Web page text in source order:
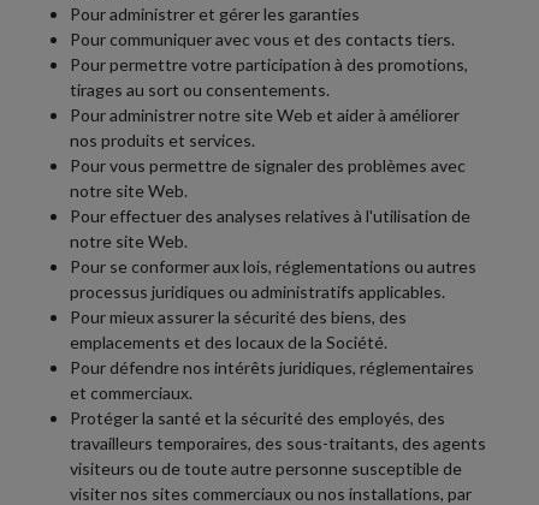
Pour administrer et gérer les garanties
Pour communiquer avec vous et des contacts tiers.
Pour permettre votre participation à des promotions,
tirages au sort ou consentements.
Pour administrer notre site Web et aider à améliorer
nos produits et services.
Pour vous permettre de signaler des problèmes avec
notre site Web.
Pour effectuer des analyses relatives à l'utilisation de
notre site Web.
Pour se conformer aux lois, réglementations ou autres
processus juridiques ou administratifs applicables.
Pour mieux assurer la sécurité des biens, des
emplacements et des locaux de la Société.
Pour défendre nos intérêts juridiques, réglementaires
et commerciaux.
Protéger la santé et la sécurité des employés, des
travailleurs temporaires, des sous-traitants, des agents
visiteurs ou de toute autre personne susceptible de
visiter nos sites commerciaux ou nos installations, par